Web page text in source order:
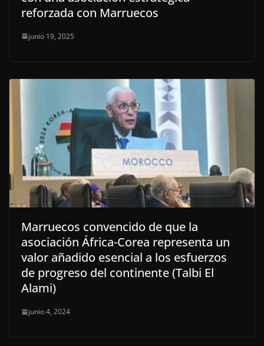
reforzada con Marruecos
junio 19, 2025
Marruecos convencido de que la
asociación África-Corea representa un
valor añadido esencial a los esfuerzos
de progreso del continente (Talbi El
Alami)
junio 4, 2024